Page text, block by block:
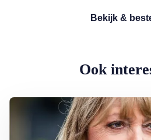
Bekijk &
Ook
Lees meer over Eerbetoon Earth &